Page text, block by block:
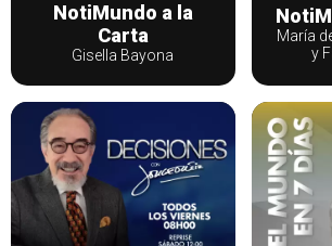
NotiMundo a la
Carta
Gisella Bayona
María
y